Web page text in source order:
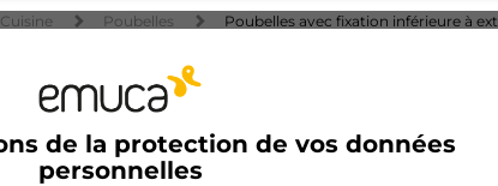
de la protection de vos données
personnelles
Cuisine Poubelles Poubelles avec fixation inférieure à